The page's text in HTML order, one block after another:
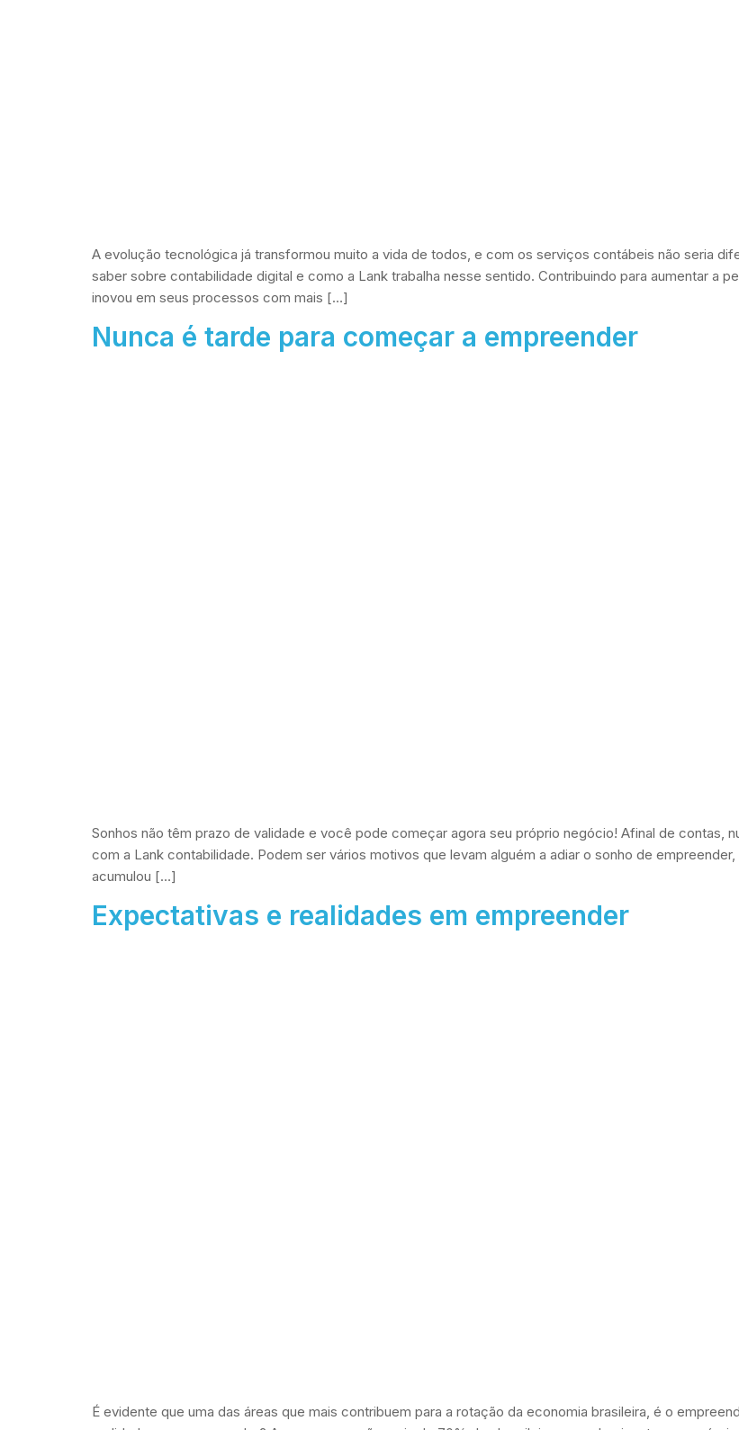
A evolução tecnológica já transformou muito a vida de todos, e com os serviços contábeis não seria
saber sobre contabilidade digital e como a Lank trabalha nesse sentido. Contribuindo para aumentar a
inovou em seus processos com mais […]
Nunca é tarde para começar a empreender
Sonhos não têm prazo de validade e você pode começar agora seu próprio negócio! Afinal de contas,
com a Lank contabilidade. Podem ser vários motivos que levam alguém a adiar o sonho de
acumulou […]
Expectativas e realidades em empreender
É evidente que uma das áreas que mais contribuem para a rotação da economia brasileira, é o